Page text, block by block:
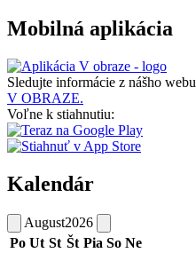
Mobilná aplikácia
Sledujte informácie z nášho
V OBRAZE.
Voľne k stiahnutiu:
Kalendár
August2026
Po Ut St Št Pia So Ne